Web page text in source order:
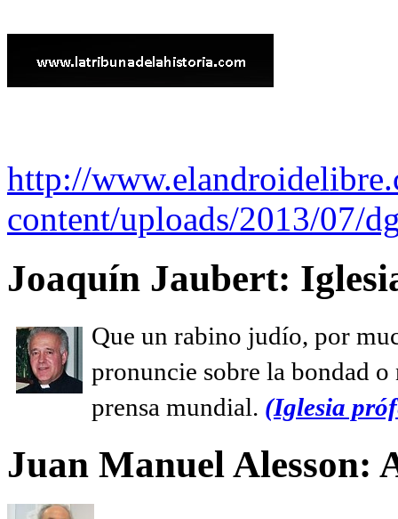
http://
content/uploads/2013/07/
Joaquín Jaubert:
Que un rabino judío, por
pronuncie sobre la bondad
prensa mundial. (Iglesia
Juan Manuel Alesson: